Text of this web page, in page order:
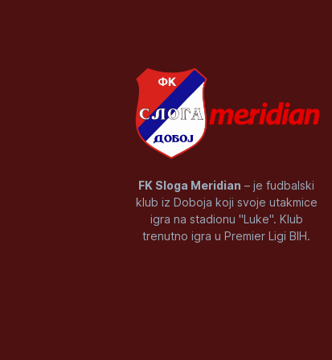
FK Sloga Meridian – je fudbalski
klub iz Doboja koji svoje utakmice
igra na stadionu "Luke". Klub
trenutno igra u Premier Ligi BIH.